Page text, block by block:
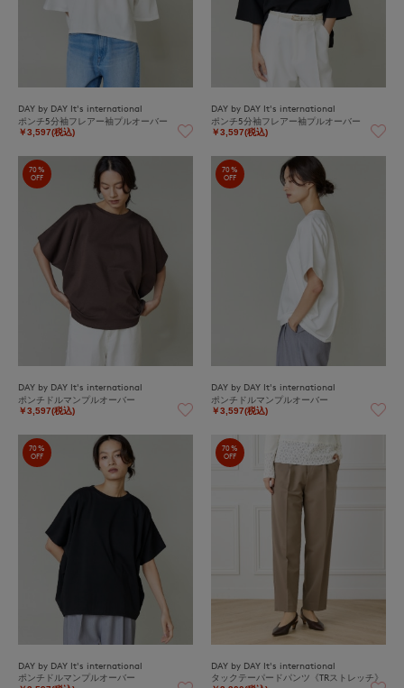
DAY by DAY It's international
ポンチ5分袖フレアー袖プルオーバー
￥3,597(税込)
DAY by DAY It's international
ポンチ5分袖フレアー袖プルオーバー
￥3,597(税込)
70%
OFF
DAY by DAY It's international
ポンチドルマンプルオーバー
￥3,597(税込)
70%
OFF
DAY by DAY It's international
ポンチドルマンプルオーバー
￥3,597(税込)
70%
OFF
DAY by DAY It's international
ポンチドルマンプルオーバー
70%
OFF
DAY by DAY It's international
タックテーパードパンツ《TRストレッチ》